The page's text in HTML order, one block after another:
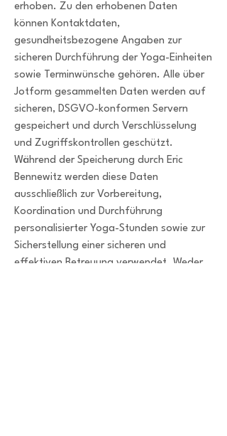
erhoben. Zu den erhobenen Daten
können Kontaktdaten,
gesundheitsbezogene Angaben zur
sicheren Durchführung der Yoga-Einheiten
sowie Terminwünsche gehören. Alle über
Jotform gesammelten Daten werden auf
sicheren, DSGVO-konformen Servern
gespeichert und durch Verschlüsselung
und Zugriffskontrollen geschützt.
Während der Speicherung durch Eric
Bennewitz werden diese Daten
ausschließlich zur Vorbereitung,
Koordination und Durchführung
personalisierter Yoga-Stunden sowie zur
Sicherstellung einer sicheren und
effektiven Betreuung verwendet. Weder